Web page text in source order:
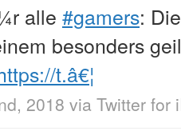
alle #gamers:
besonders
t.â€¦
2018 via Twitter for